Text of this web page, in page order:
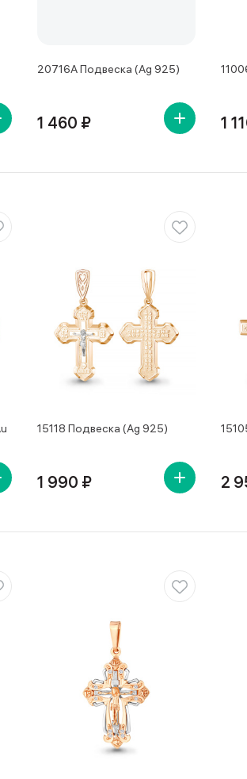
20716А Подвеска (Ag 925)
1 460 ₽ 1
15118 Подвеска (Ag 925)
1 990 ₽ 2